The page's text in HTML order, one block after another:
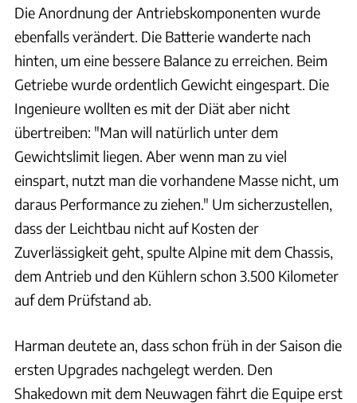
Die Anordnung der Antriebskomponenten wurde
ebenfalls verändert. Die Batterie wanderte nach
hinten, um eine bessere Balance zu erreichen. Beim
Getriebe wurde ordentlich Gewicht eingespart. Die
Ingenieure wollten es mit der Diät aber nicht
übertreiben: "Man will natürlich unter dem
Gewichtslimit liegen. Aber wenn man zu viel
einspart, nutzt man die vorhandene Masse nicht, um
daraus Performance zu ziehen." Um sicherzustellen,
dass der Leichtbau nicht auf Kosten der
Zuverlässigkeit geht, spulte Alpine mit dem Chassis,
dem Antrieb und den Kühlern schon 3.500 Kilometer
auf dem Prüfstand ab.
Harman deutete an, dass schon früh in der Saison die
ersten Upgrades nachgelegt werden. Den
Shakedown mit dem Neuwagen fährt die Equipe erst